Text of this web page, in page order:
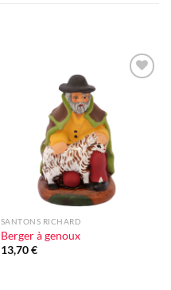
SANTONS RICHARD
Berger à genoux
13,70€